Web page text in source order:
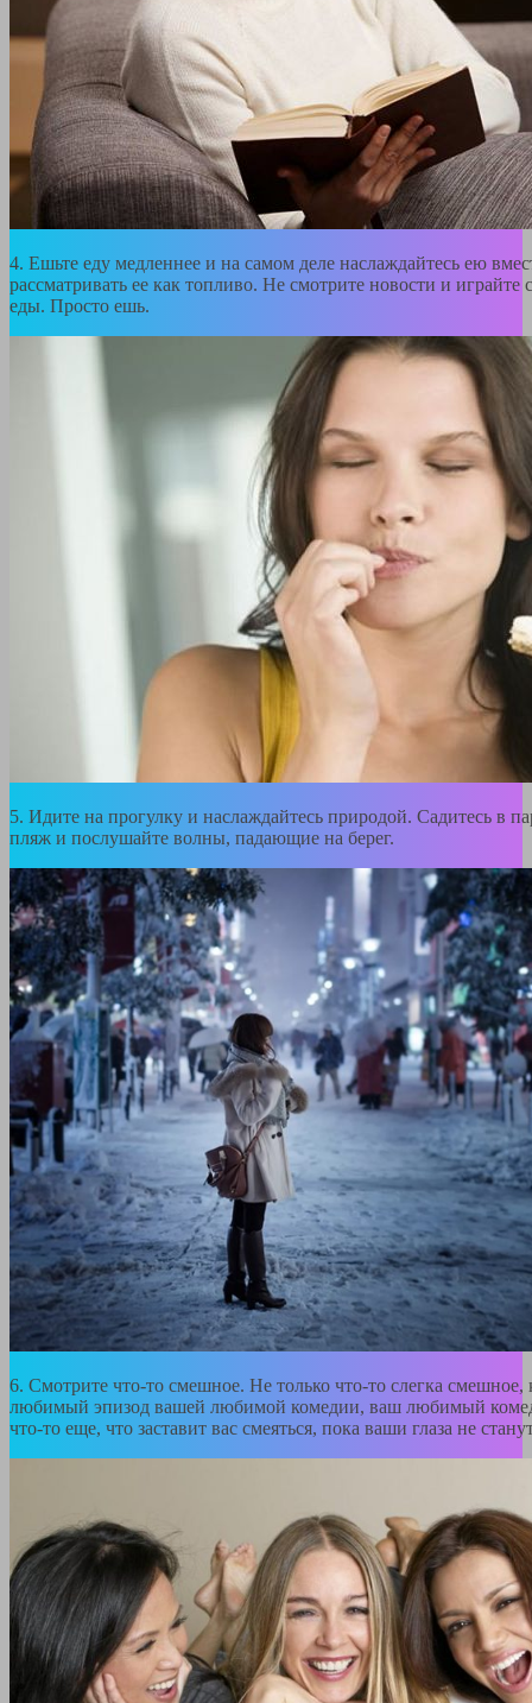
4. Ешьте еду медленнее и на самом деле наслаждайтесь ею
рассматривать ее как топливо. Не смотрите новости и
еды. Просто ешь.
5. Идите на прогулку и наслаждайтесь природой. Садитесь в
пляж и послушайте волны, падающие на берег.
6. Смотрите что-то смешное. Не только что-то слегка
любимый эпизод вашей любимой комедии, ваш любимый
что-то еще, что заставит вас смеяться, пока ваши глаза не